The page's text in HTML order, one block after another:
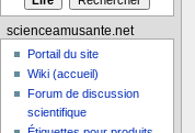
scienceamusante.net
Portail du site
Wiki (accueil)
Forum de discussion
scientifique